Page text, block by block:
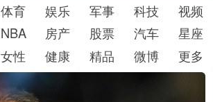
体育 娱乐 军事 科技
视频
NBA 房产 股票 汽车
星座
女性 健康 精品 微博 更多